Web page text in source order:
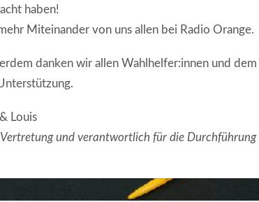
haben!
Miteinander von uns allen bei Radio Orange.
danken wir allen Wahlhelfer:innen und
Louis
und verantwortlich für die Durchführung